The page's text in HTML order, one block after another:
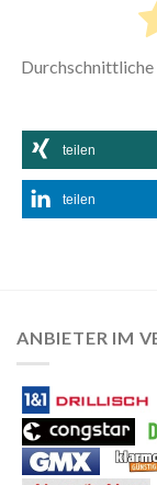
teilen
teilen
ANBIETER IM